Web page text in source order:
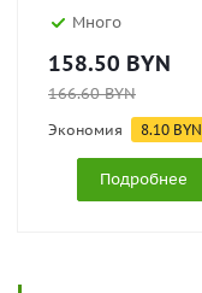
Много
158.50 BYN
166.60BYN
Экономия 8.10 BYN
Подробнее